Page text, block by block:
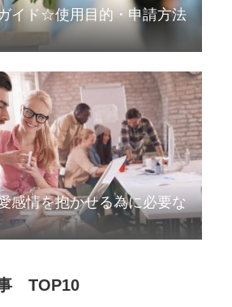
イド☆使用目的・申請方法
感情を抱かせる為に必要な
TOP10